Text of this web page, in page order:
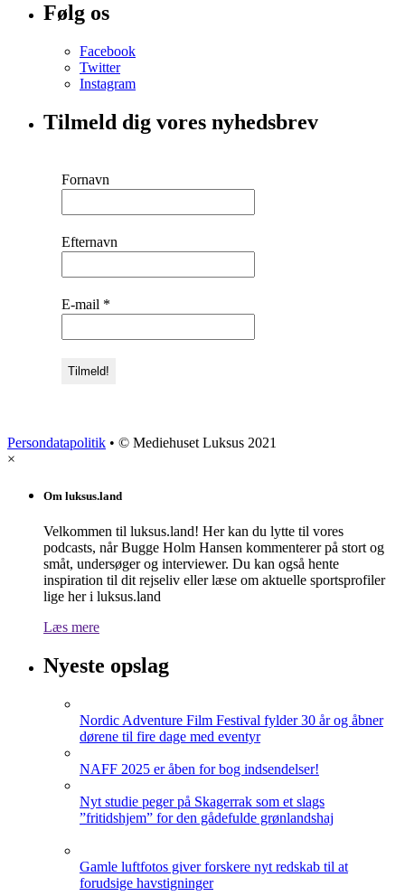
Følg os
Facebook
Twitter
Instagram
Tilmeld dig vores nyhedsbrev
Fornavn
Efternavn
E-mail *
Persondatapolitik • © Mediehuset Luksus 2021
×
Om luksus.land
Velkommen til luksus.land! Her kan du lytte til vores
podcasts, når Bugge Holm Hansen kommenterer på stort og
småt, undersøger og interviewer. Du kan også hente
inspiration til dit rejseliv eller læse om aktuelle sportsprofiler
lige her i luksus.land
Læs mere
Nyeste opslag
Nordic Adventure Film Festival fylder 30 år og åbner
dørene til fire dage med eventyr
NAFF 2025 er åben for bog indsendelser!
Nyt studie peger på Skagerrak som et slags
”fritidshjem” for den gådefulde grønlandshaj
Gamle luftfotos giver forskere nyt redskab til at
forudsige havstigninger